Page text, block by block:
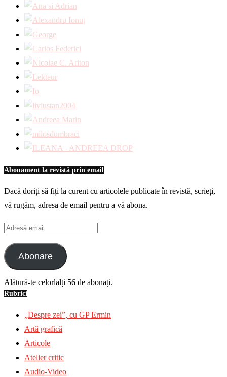
Abonament la revistă prin email
Dacă doriți să fiți la curent cu articolele publicate în revistă, scrieți,
vă rugăm, adresa de email pentru a vă abona.
Adresă
email
Abonare
Alătură-te celorlalți 56 de abonați.
Rubrici
„Despre zei”, cu GP Ermin
Artă grafică
Articole
Atelier critic
Audio-Video